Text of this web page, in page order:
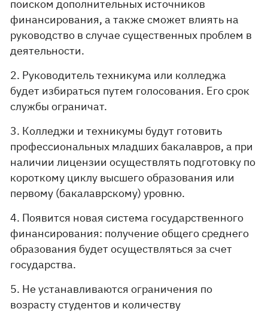
поиском дополнительных источников
финансирования, а также сможет влиять на
руководство в случае существенных проблем в
деятельности.
2. Руководитель техникума или колледжа
будет избираться путем голосования. Его срок
службы ограничат.
3. Колледжи и техникумы будут готовить
профессиональных младших бакалавров, а при
наличии лицензии осуществлять подготовку по
короткому циклу высшего образования или
первому (бакалаврскому) уровню.
4. Появится новая система государственного
финансирования: получение общего среднего
образования будет осуществляться за счет
государства.
5. Не устанавливаются ограничения по
возрасту студентов и количеству